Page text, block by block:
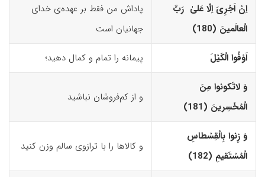
اِنْ اَجْرِیَ اِلّا عَلیٰ رَبِّ
الْعالَمینَ (180)‏
پاداش من فقط بر عهده‌ی خدای
جهانیان است
اَوْفُوا الْکَیْلَ پیمانه را تمام و کمال دهید؛
وَ لاتَکونوا مِنَ
الْمُخْسِرینَ (181)‏
و از کم‌فروشان نباشید
وَ زِنوا بِالْقِسْطاسِ
الْمُسْتَقیمِ (182)‏
و کالاها را با ترازوی سالم وزن کنید